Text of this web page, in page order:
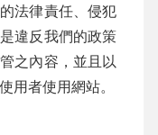
法律責任、侵犯
違反我們的政策
之內容，並且以
用者使用網站。